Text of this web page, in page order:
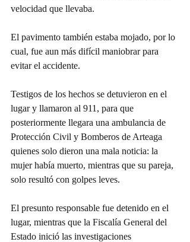
velocidad que llevaba.
El pavimento también estaba mojado, por lo
cual, fue aun más difícil maniobrar para
evitar el accidente.
Testigos de los hechos se detuvieron en el
lugar y llamaron al 911, para que
posteriormente llegara una ambulancia de
Protección Civil y Bomberos de Arteaga
quienes solo dieron una mala noticia: la
mujer había muerto, mientras que su pareja,
solo resultó con golpes leves.
El presunto responsable fue detenido en el
lugar, mientras que la Fiscalía General del
Estado inició las investigaciones